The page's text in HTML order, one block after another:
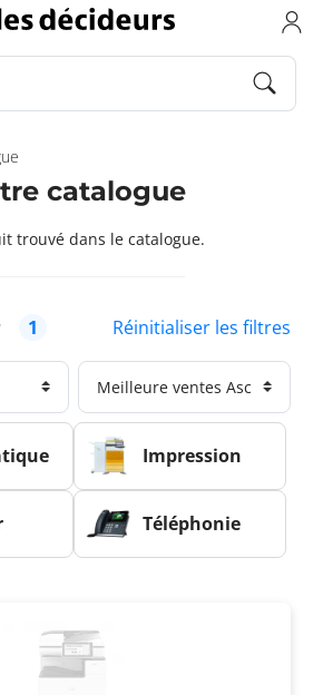
1 Réinitialiser les filtres
Impression
Téléphonie
catalogue
trouvédans le catalogue.